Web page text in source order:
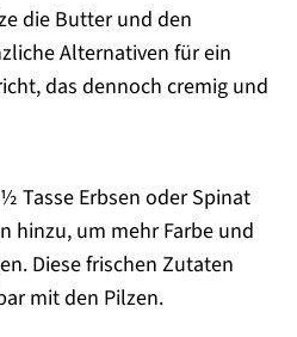
die Butter und den
Alternativen für ein
das dennoch cremig und
Tasse Erbsen oder Spinat
hinzu, um mehr Farbe und
Diese frischen Zutaten
mit den Pilzen.